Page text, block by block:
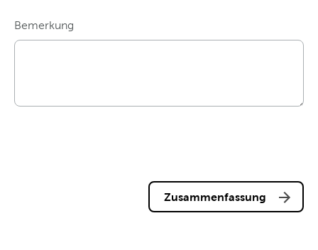
Bemerkung
Zusammenfassung